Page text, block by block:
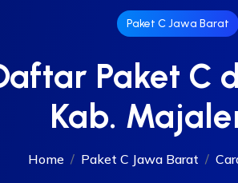
Paket C Jawa Barat
Paket C
Kab.
Home Paket C Jawa Barat